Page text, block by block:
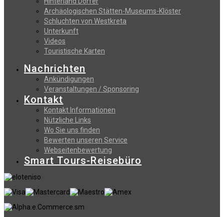
Archäologischen Stätten-Museums-Klöster
Schluchten von Westkreta
Unterkunft
Videos
Touristische Karten
Nachrichten
Ankündigungen
Veranstaltungen / Sponsoring
Kontakt
Kontakt Informationen
Nützliche Links
Wo Sie uns finden
Bewerten unseren Service
Webseitenbewertung
Smart Tours-Reisebüro